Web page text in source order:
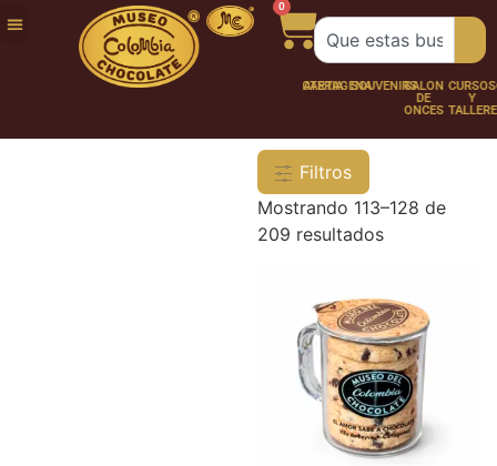
0
FUNDACIÓNNUESTRATRABAJA
CHOCOLATERÍA
CARTAGENASOUVENIRSSALÓN
DE
ONCES
CURSOS
Y
Filtros
Mostrando 113–128 de
209 resultados